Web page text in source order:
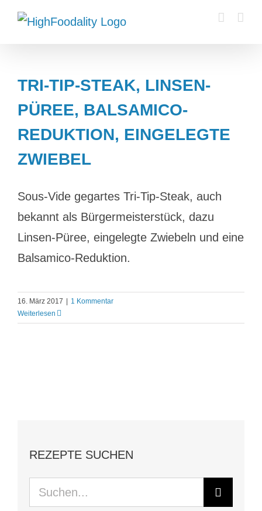
Zum
Inhalt
TRI-TIP-STEAK, LINSEN-
PÜREE, BALSAMICO-
REDUKTION, EINGELEGTE
ZWIEBEL
Sous-Vide gegartes Tri-Tip-Steak, auch
bekannt als Bürgermeisterstück, dazu
Linsen-Püree, eingelegte Zwiebeln und eine
Balsamico-Reduktion.
16. März 2017
1 Kommentar
Weiterlesen
REZEPTE SUCHEN
Suche
nach: